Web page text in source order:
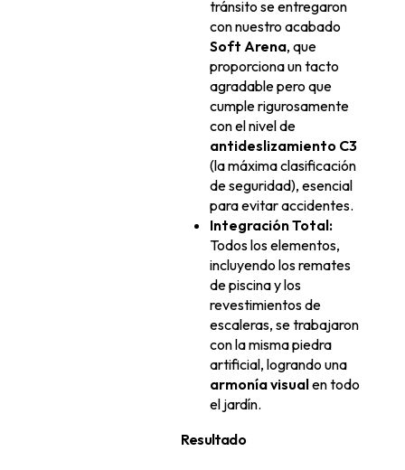
tránsito se entregaron
con nuestro acabado
Soft Arena, que
proporciona un tacto
agradable pero que
cumple rigurosamente
con el nivel de
antideslizamiento C3
(la máxima clasificación
de seguridad), esencial
para evitar accidentes.
Integración Total:
Todos los elementos,
incluyendo los remates
de piscina y los
revestimientos de
escaleras, se trabajaron
con la misma piedra
artificial, logrando una
armonía visualen todo
el jardín.
Resultado